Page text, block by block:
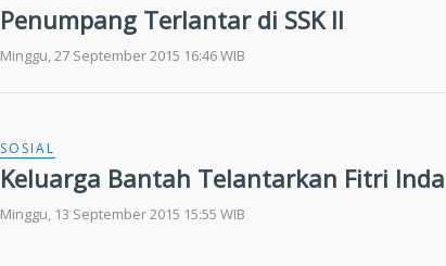
Penumpang Terlantar di SSK II
Minggu, 27 September 2015 16:46 WIB
SOSIAL
Keluarga Bantah Telantarkan Fitri Inda
Minggu, 13 September 2015 15:55 WIB